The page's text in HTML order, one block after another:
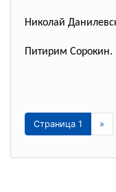
Николай
Питирим Сорокин.
Страница 1 »